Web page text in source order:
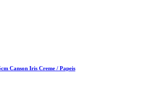
Canson Iris Creme / Papeis